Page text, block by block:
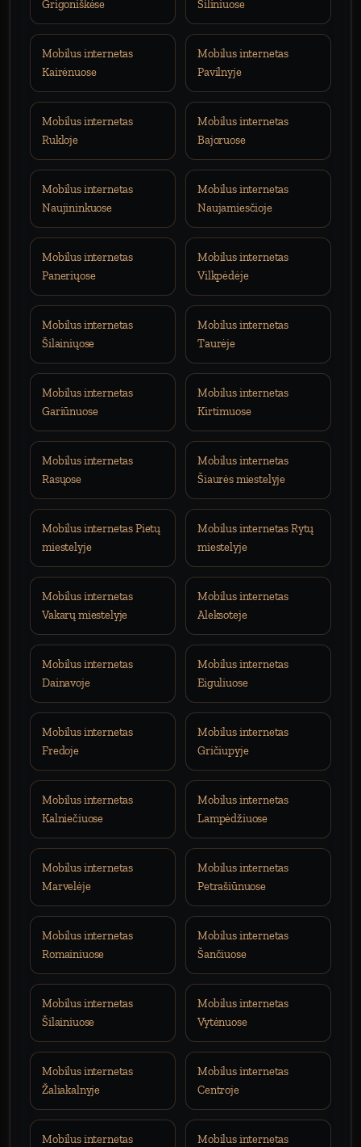
Grigoniškėse Šiliniuose
Mobilus internetas
Kairėnuose
Mobilus internetas
Pavilnyje
Mobilus internetas
Rukloje
Mobilus internetas
Bajoruose
Mobilus internetas
Naujininkuose
Mobilus internetas
Naujamiesčioje
Mobilus internetas
Paneriųose
Mobilus internetas
Vilkpėdėje
Mobilus internetas
Šilainiųose
Mobilus internetas
Taurėje
Mobilus internetas
Gariūnuose
Mobilus internetas
Kirtimuose
Mobilus internetas
Rasųose
Mobilus internetas
Šiaurės miestelyje
Mobilus internetas Pietų
miestelyje
Mobilus internetas Rytų
miestelyje
Mobilus internetas
Vakarų miestelyje
Mobilus internetas
Aleksoteje
Mobilus internetas
Dainavoje
Mobilus internetas
Eiguliuose
Mobilus internetas
Fredoje
Mobilus internetas
Gričiupyje
Mobilus internetas
Kalniečiuose
Mobilus internetas
Lampėdžiuose
Mobilus internetas
Marvelėje
Mobilus internetas
Petrašiūnuose
Mobilus internetas
Romainiuose
Mobilus internetas
Šančiuose
Mobilus internetas
Šilainiuose
Mobilus internetas
Vytėnuose
Mobilus internetas
Žaliakalnyje
Mobilus internetas
Centroje
Mobilus internetas
Mobilus internetas